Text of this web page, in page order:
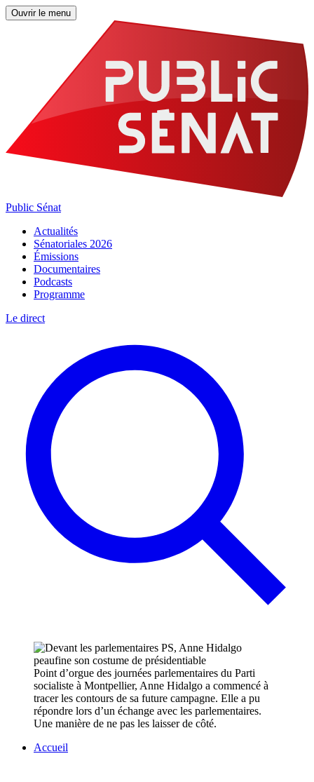
Ouvrir le menu
Public Sénat
Actualités
Sénatoriales 2026
Émissions
Documentaires
Podcasts
Programme
Le direct
Point d’orgue des journées parlementaires du Parti
socialiste à Montpellier, Anne Hidalgo a commencé à
tracer les contours de sa future campagne. Elle a pu
répondre lors d’un échange avec les parlementaires.
Une manière de ne pas les laisser de côté.
Accueil